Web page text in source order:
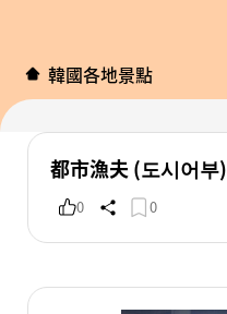
韓國各地景點
都市漁夫 (도시어부)
0 0